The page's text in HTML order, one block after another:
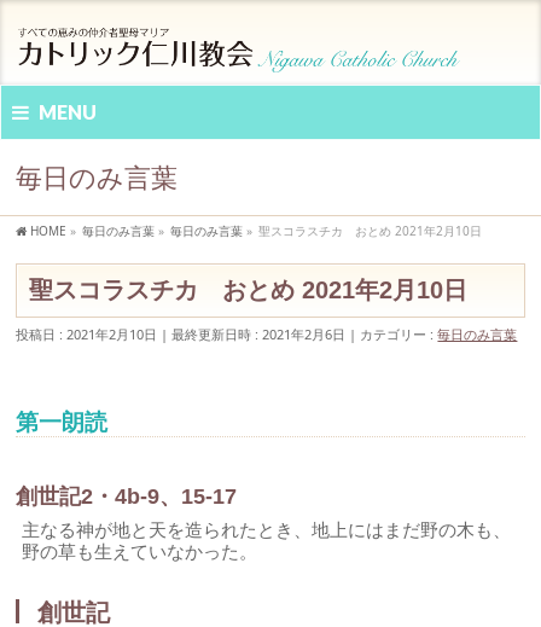
MENU
毎日のみ言葉
HOME » 毎日のみ言葉 » 毎日のみ言葉 » 聖スコラスチカ おとめ 2021年2月10日
聖スコラスチカ おとめ 2021年2月10日
投稿日 : 2021年2月10日 最終更新日時 : 2021年2月6日 カテゴリー :毎日のみ言葉
第一朗読
創世記2・4b-9、15-17
主なる神が地と天を造られたとき、地上にはまだ野の木も、
野の草も生えていなかった。
創世記